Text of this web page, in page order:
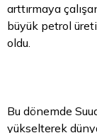
arttırmaya
büyük petrol
oldu.
Bu dönemde
yükselterek